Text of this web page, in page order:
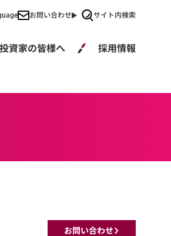
お問い合わせ サイト内検索
投資家の皆様へ 採用情報
お問い合わせ